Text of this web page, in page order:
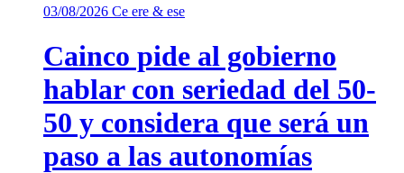
03/08/2026 Ce ere & ese
Cainco pide al gobierno
hablar con seriedad del 50-
50 y considera que será un
paso a las autonomías